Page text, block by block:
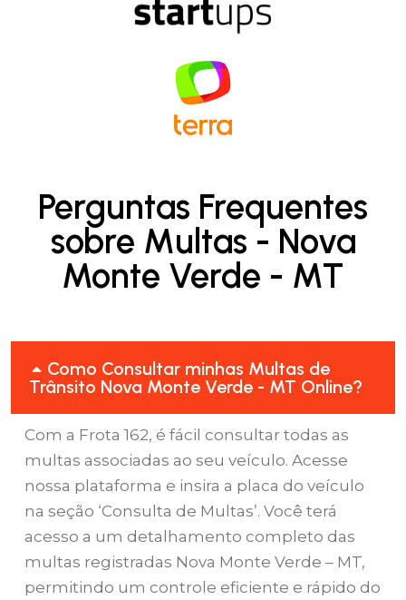
Perguntas Frequentes
sobre Multas - Nova
Monte Verde - MT
Como Consultar minhas Multas de
Trânsito Nova Monte Verde - MT Online?
Com a Frota 162, é fácil consultar todas as
multas associadas ao seu veículo. Acesse
nossa plataforma e insira a placa do veículo
na seção ‘Consulta de Multas’. Você terá
acesso a um detalhamento completo das
multas registradas Nova Monte Verde – MT,
permitindo um controle eficiente e rápido do